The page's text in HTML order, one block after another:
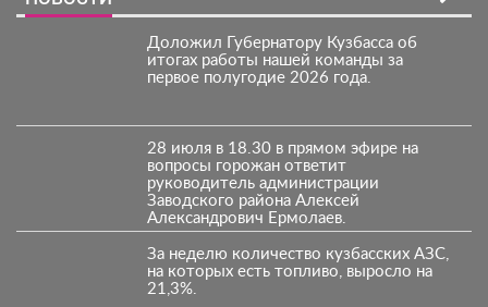
Доложил Губернатору Кузбасса об
итогах работы нашей команды за
первое полугодие 2026 года.
28 июля в 18.30 в прямом эфире на
вопросы горожан ответит
руководитель администрации
Заводского района Алексей
Александрович Ермолаев.
За неделю количество кузбасских АЗС,
на которых есть топливо, выросло на
21,3%.